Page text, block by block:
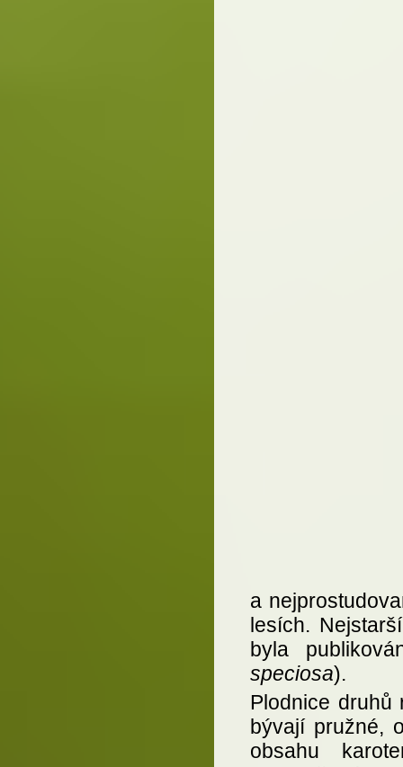
a
lesích.
byla
speciosa).
Plodnice
bývají pružné,
obsahu